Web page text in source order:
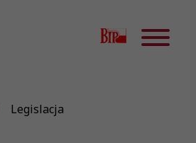
Legislacja